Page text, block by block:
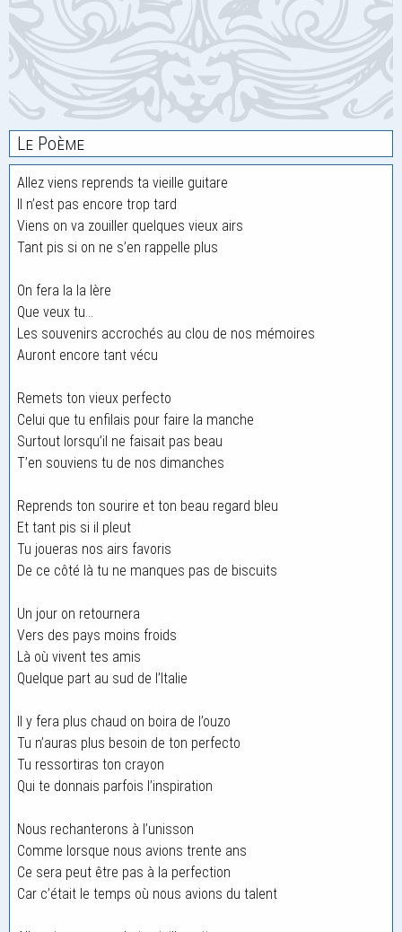
Le Poème
Allez viens reprends ta vieille guitare
Il n’est pas encore trop tard
Viens on va zouiller quelques vieux airs
Tant pis si on ne s’en rappelle plus
On fera la la lère
Que veux tu…
Les souvenirs accrochés au clou de nos mémoires
Auront encore tant vécu
Remets ton vieux perfecto
Celui que tu enfilais pour faire la manche
Surtout lorsqu’il ne faisait pas beau
T’en souviens tu de nos dimanches
Reprends ton sourire et ton beau regard bleu
Et tant pis si il pleut
Tu joueras nos airs favoris
De ce côté là tu ne manques pas de biscuits
Un jour on retournera
Vers des pays moins froids
Là où vivent tes amis
Quelque part au sud de l’Italie
Il y fera plus chaud on boira de l’ouzo
Tu n’auras plus besoin de ton perfecto
Tu ressortiras ton crayon
Qui te donnais parfois l’inspiration
Nous rechanterons à l’unisson
Comme lorsque nous avions trente ans
Ce sera peut être pas à la perfection
Car c’était le temps où nous avions du talent